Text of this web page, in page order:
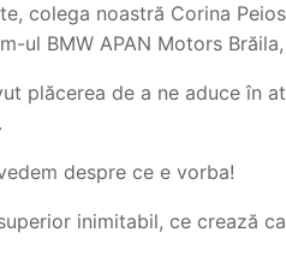
colega noastră Corina
ul BMW APAN Motors Brăila,
plăcerea de a ne aduce în
despre ce e vorba!
inimitabil, ce crează